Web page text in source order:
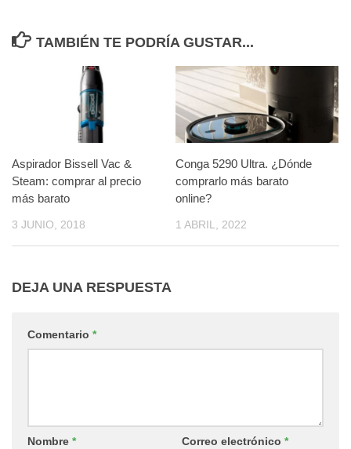
TAMBIÉN TE PODRÍA GUSTAR...
Aspirador Bissell Vac &
Steam: comprar al precio
más barato
3 JUNIO, 2018
Conga 5290 Ultra. ¿Dónde
comprarlo más barato
online?
1 ABRIL, 2022
DEJA UNA RESPUESTA
Comentario *
Nombre * Correo electrónico *